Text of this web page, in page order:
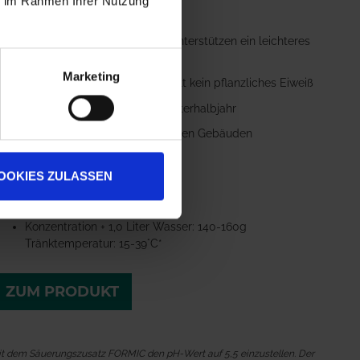
Marketing
ZULASSEN
natürliche Pflanzenextrakte unterstützen ein leichteres
50% Magermilchgehalt enthält kein pflanzliches Eiweiß
Einsatzschwerpunkt: das Winterhalbjahr
kann die Kälberaufzucht in alten Gebäuden
vereinfachen
pH Wert: 5,9*
Anrührtemperatur: 15-45 °C
Konzentration + 1,0 Liter Wasser: 140-160g
Tränktemperatur: 15-39°C*
ZUM PRODUKT
Säuerungszusatz FORMIC den pH-Wert auf 5,5 einzustellen. Der